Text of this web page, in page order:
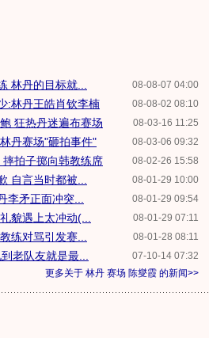
08-08-07 04:00
林丹的目标就...
08-08-02 08:10
:林丹王皓肖钦李楠
08-03-16 11:25
狂热丹迷遍布赛场
08-03-06 09:32
丹赛场"砸拍事件"
08-02-26 15:58
拍子掷向韩教练席
08-01-29 10:00
自言当时都被...
08-01-29 09:54
李矛正面冲突...
08-01-29 07:11
貌遇上太冲动(...
08-01-28 08:11
练对骂引发赛...
07-10-14 07:32
老队友就是最...
更多关于 林丹 赛场 陈燮霞 的新闻>>